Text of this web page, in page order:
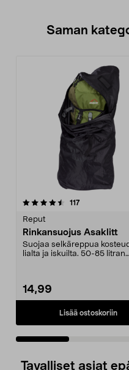
Saman
117arvostelut
Reput
Rinkansuojus Asaklitt
Suojaa selkäreppua
lialta ja iskuilta. 50-85 litran
14,99
Lisää ostoskoriin
4.0 viidestä
Tavalliset asiat